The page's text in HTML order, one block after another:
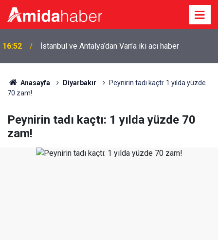
16:22 Süper Lig'e hazırlanan Amedspor'dan dört transfer
Anasayfa Diyarbakır
Peynirin tadı kaçtı: 1 yılda yüzde
70 zam!
Peynirin tadı kaçtı: 1 yılda yüzde 70
zam!